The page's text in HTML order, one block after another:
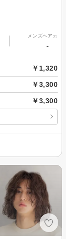
メンズヘアカラ
-
￥1,320
￥3,300
￥3,300